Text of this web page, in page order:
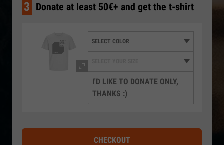
3 Donate at least 50€+ and get the t-shirt
I'D LIKE TO DONATE ONLY,
THANKS :)
CHECKOUT